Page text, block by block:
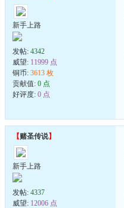
新手上路
发帖: 4342
威望: 11999 点
铜币: 3613 枚
贡献值: 0 点
好评度: 0 点
【赌圣传说】
新手上路
发帖: 4337
威望: 12006 点